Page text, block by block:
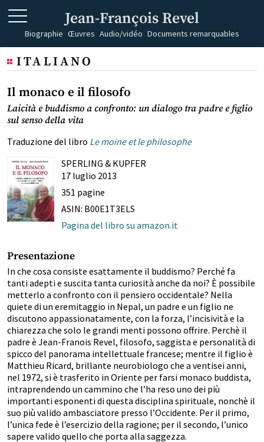
Jean-François Revel
Biographie Œuvres Audio/vidéo Documents remarquables
ITALIANO
Il monaco e il filosofo
Laicità e buddismo a confronto: un dialogo tra padre e figlio
sul senso della vita
Traduzione del libro Le moine et le philosophe
SPERLING & KUPFER
17 luglio 2013
351 pagine
ASIN: B00E1T3ELS
Pagina del libro su amazon.it
Presentazione
In che cosa consiste esattamente il buddismo? Perché fa
tanti adepti e suscita tanta curiosità anche da noi? È possibile
metterlo a confronto con il pensiero occidentale? Nella
quiete di un eremitaggio in Nepal, un padre e un figlio ne
discutono appassionatamente, con la forza, l’incisività e la
chiarezza che solo le grandi menti possono offrire. Perchè il
padre è Jean-Franois Revel, filosofo, saggista e personalità di
spicco del panorama intellettuale francese; mentre il figlio è
Matthieu Ricard, brillante neurobiologo che a ventisei anni,
nel 1972, si è trasferito in Oriente per farsi monaco buddista,
intraprendendo un cammino che l’ha reso uno dei più
importanti esponenti di questa disciplina spirituale, nonchè il
suo più valido ambasciatore presso l’Occidente. Per il primo,
l’unica fede è l’esercizio della ragione; per il secondo, l’unico
sapere valido quello che porta alla saggezza.